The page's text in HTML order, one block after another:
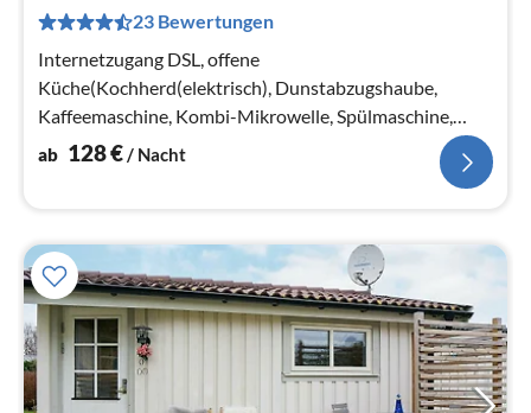
23 Bewertungen
Internetzugang DSL, offene
Küche(Kochherd(elektrisch), Dunstabzugshaube,
Kaffeemaschine, Kombi-Mikrowelle, Spülmaschine,
Kühl-/Gefrierkombination, Hochstuhl, Wasser vom
ab 128€/ Nacht